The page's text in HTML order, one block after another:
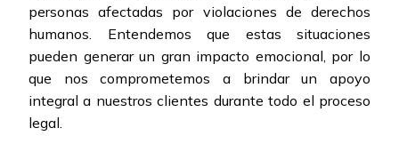
personas afectadas por violaciones de derechos
humanos. Entendemos que estas situaciones
pueden generar un gran impacto emocional, por lo
que nos comprometemos a brindar un apoyo
integral a nuestros clientes durante todo el proceso
legal.